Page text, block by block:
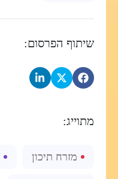
שיתוף הפרסום:
מתוייג:
מזרח תיכון